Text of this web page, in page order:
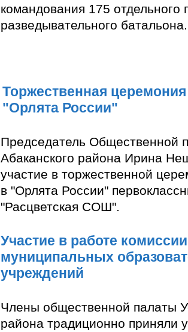
командования 175 отдельного
разведывательного батальона.
Торжественная
"Орлята России"
Председатель Общественной
Абаканского района Ирина
участие в торжественной
в "Орлята России"
"Расцветская СОШ".
Участие в работе
муниципальных
учреждений
Члены общественной палаты
района традиционно приняли